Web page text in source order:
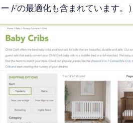
ードの最適化も含まれています。）